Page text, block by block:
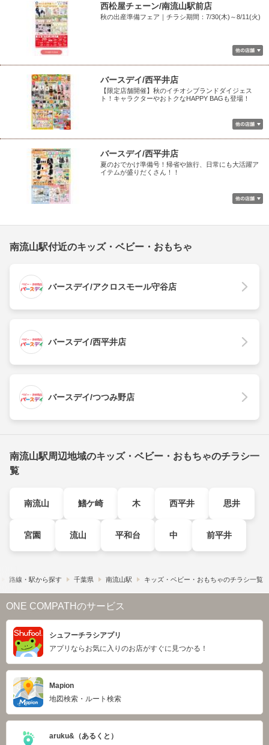
西松屋チェーン/南流山駅前店
秋の出産準備フェア｜チラシ期間：7/30(木)～8/11(火)
バースデイ/西平井店
【限定店舗開催】秋のイチオシブランドダイジェス
ト！キャラクターやおトクなHAPPY BAGも登場！
バースデイ/西平井店
夏のおでかけ準備号！帰省や旅行、日常にも大活躍ア
イテムが盛りだくさん！！
南流山駅付近のキッズ・ベビー・おもちゃ
バースデイ/アクロスモール守谷店
バースデイ/西平井店
バースデイ/つつみ野店
南流山駅周辺地域のキッズ・ベビー・おもちゃのチラシ一
覧
南流山 鰭ケ崎 木 西平井 思井
宮園 流山 平和台 中 前平井
路線・駅から探す 千葉県 南流山駅 キッズ・ベビー・おもちゃのチラシ一覧
ONE COMPATHのサービス
シュフーチラシアプリ
アプリならお気に入りのお店がすぐに見つかる！
Mapion
地図検索・ルート検索
aruku&（あるくと）